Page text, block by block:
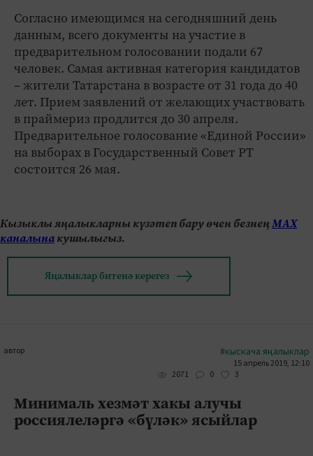
Согласно имеющимся на сегодняшний день
данным, всего документы на участие в
предварительном голосовании подали 67
человек. Самая активная категория кандидатов
– жители Татарстана в возрасте от 31 года до 40
лет. Прием заявлений от желающих участвовать
в праймериз продлится до 30 апреля.
Предварительное голосование «Единой России»
на выборах в Государственный Совет РТ
состоится 26 мая.
Кызыклы яңалыкларны күзәтеп бару өчен безнеңМАХ
каналынакушылыгыз.
Яңалыклар битенә керегез
автор #кыскача яңалыклар
15 апрель 2019, 12:10
2071
0 3
Минималь хезмәт хакы алучы
россиялеләргә «бүләк» ясыйлар